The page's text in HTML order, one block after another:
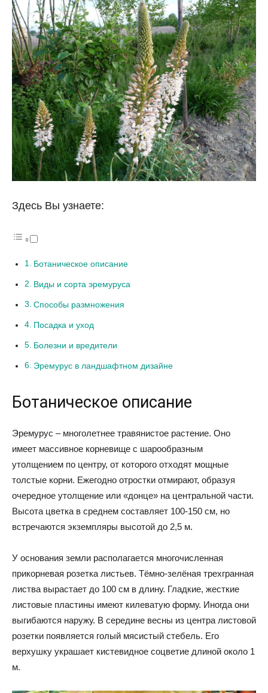
Здесь Вы узнаете:
Ботаническое описание
Виды и сорта эремуруса
Способы размножения
Посадка и уход
Болезни и вредители
Эремурус в ландшафтном дизайне
Ботаническое описание
Эремурус – многолетнее травянистое растение. Оно
имеет массивное корневище с шарообразным
утолщением по центру, от которого отходят мощные
толстые корни. Ежегодно отростки отмирают, образуя
очередное утолщение или «донце» на центральной части.
Высота цветка в среднем составляет 100-150 см, но
встречаются экземпляры высотой до 2,5 м.
У основания земли располагается многочисленная
прикорневая розетка листьев. Тёмно-зелёная трехгранная
листва вырастает до 100 см в длину. Гладкие, жесткие
листовые пластины имеют килеватую форму. Иногда они
выгибаются наружу. В середине весны из центра листовой
розетки появляется голый мясистый стебель. Его
верхушку украшает кистевидное соцветие длиной около 1
м.